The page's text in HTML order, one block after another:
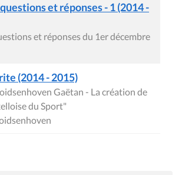
et réponses - 1 (2014 -
et réponses du 1er décembre
(2014 - 2015)
Gaëtan - La création de
du Sport"